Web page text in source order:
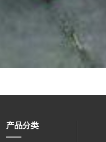
产品分类